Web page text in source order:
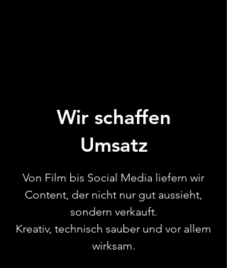
Wir schaffen
Umsatz
Von Film bis Social Media liefern wir
Content, der nicht nur gut aussieht,
sondern verkauft.
Kreativ, technisch sauber und vor allem
wirksam.